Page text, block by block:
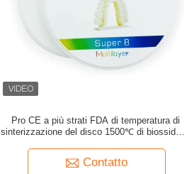
Pro CE a più strati FDA di temperatura di
sinterizzazione del disco 1500℃ di biossido di
Contatto